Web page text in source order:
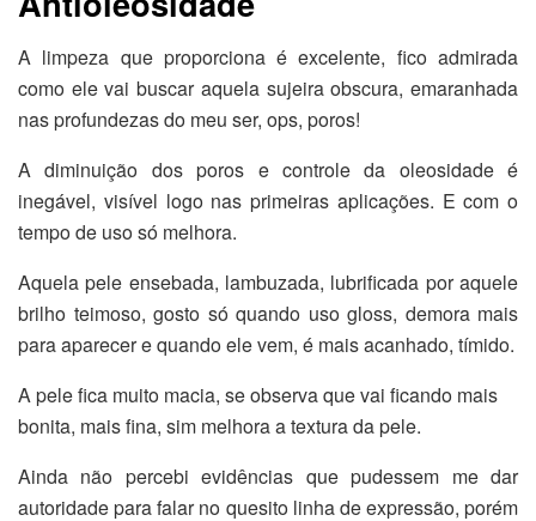
A limpeza que proporciona é excelente, fico admirada
como ele vai buscar aquela sujeira obscura, emaranhada
nas profundezas do meu ser, ops, poros!
A diminuição dos poros e controle da oleosidade é
inegável, visível logo nas primeiras aplicações. E com o
tempo de uso só melhora.
Aquela pele ensebada, lambuzada, lubrificada por aquele
brilho teimoso, gosto só quando uso gloss, demora mais
para aparecer e quando ele vem, é mais acanhado, tímido.
A pele fica muito macia, se observa que vai ficando mais
bonita, mais fina, sim melhora a textura da pele.
Ainda não percebi evidências que pudessem me dar
autoridade para falar no quesito linha de expressão, porém